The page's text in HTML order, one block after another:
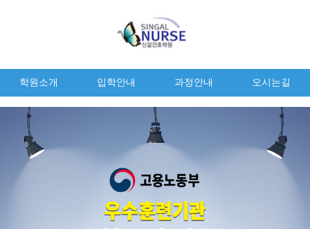
학원소개 입학안내 과정안내 오시는길